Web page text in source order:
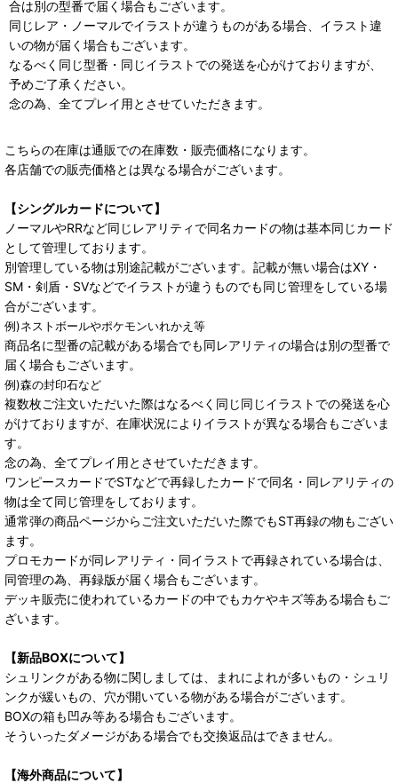
合は別の型番で届く場合もございます。
同じレア・ノーマルでイラストが違うものがある場合、イラスト違
いの物が届く場合もございます。
なるべく同じ型番・同じイラストでの発送を心がけておりますが、
予めご了承ください。
念の為、全てプレイ用とさせていただきます。
こちらの在庫は通販での在庫数・販売価格になります。
各店舗での販売価格とは異なる場合がございます。
【シングルカードについて】
ノーマルやRRなど同じレアリティで同名カードの物は基本同じカード
として管理しております。
別管理している物は別途記載がございます。記載が無い場合はXY・
SM・剣盾・SVなどでイラストが違うものでも同じ管理をしている場
合がございます。
例)ネストボールやポケモンいれかえ等
商品名に型番の記載がある場合でも同レアリティの場合は別の型番で
届く場合もございます。
例)森の封印石など
複数枚ご注文いただいた際はなるべく同じ同じイラストでの発送を心
がけておりますが、在庫状況によりイラストが異なる場合もございま
す。
念の為、全てプレイ用とさせていただきます。
ワンピースカードでSTなどで再録したカードで同名・同レアリティの
物は全て同じ管理をしております。
通常弾の商品ページからご注文いただいた際でもST再録の物もござい
ます。
プロモカードが同レアリティ・同イラストで再録されている場合は、
同管理の為、再録版が届く場合もございます。
デッキ販売に使われているカードの中でもカケやキズ等ある場合もご
ざいます。
【新品BOXについて】
シュリンクがある物に関しましては、まれによれが多いもの・シュリ
ンクが緩いもの、穴が開いている物がある場合がございます。
BOXの箱も凹み等ある場合もございます。
そういったダメージがある場合でも交換返品はできません。
【海外商品について】